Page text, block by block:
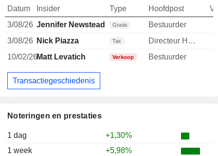
Noteringen en prestaties
1 dag
+1,30%
1 week
+5,98%
Datum Insider Type Hoofdpost
3/08/26 Jennifer Newstead Gratis
Bestuurder
3/08/26 Nick Piazza Tax Directeur Human Resources
10/02/26Matt Levatich Verkoop Bestuurder
Transactiegeschiedenis